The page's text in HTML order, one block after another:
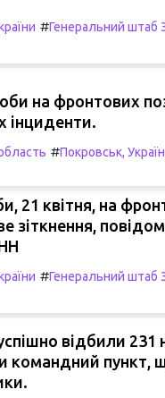
#Генеральний штаб
на фронтових
інциденти.
#Покровськ,
21 квітня, на
зіткнення,
#Генеральний штаб
відбили 231
командний пункт,